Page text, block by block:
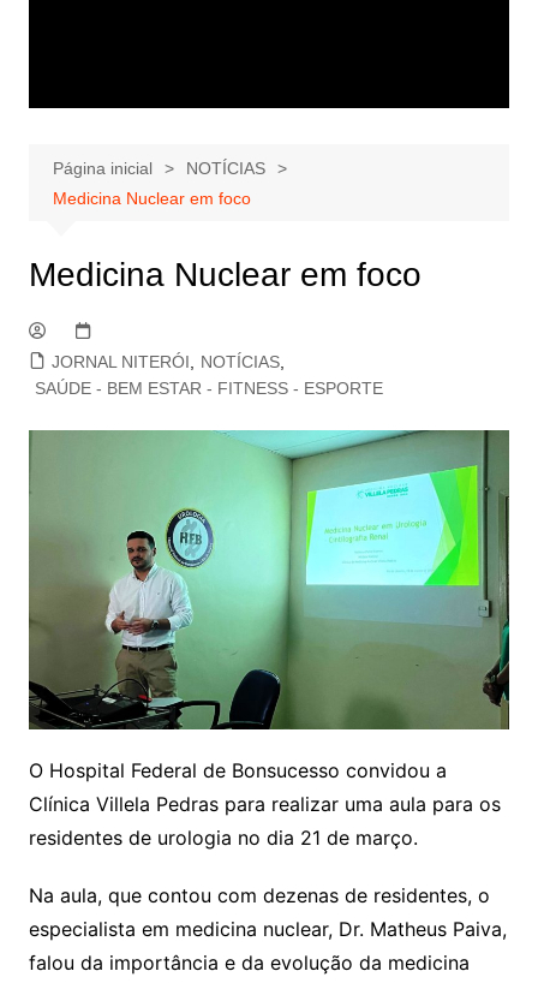
Página inicial
NOTÍCIAS
Medicina Nuclear em foco
Medicina Nuclear em foco
JORNAL NITERÓI NOTÍCIAS,
SAÚDE - BEM ESTAR - FITNESS - ESPORTE
O Hospital Federal de Bonsucesso convidou a
Clínica Villela Pedras para realizar uma aula para os
residentes de urologia no dia 21 de março.
Na aula, que contou com dezenas de residentes, o
especialista em medicina nuclear, Dr. Matheus Paiva,
falou da importância e da evolução da medicina